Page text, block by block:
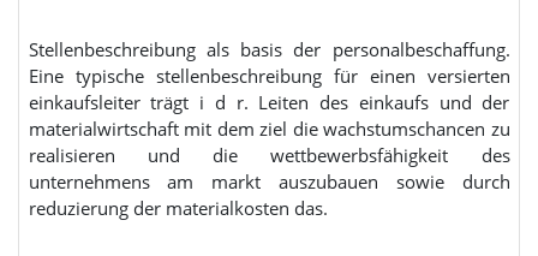
Stellenbeschreibung als basis der personalbeschaffung.
Eine typische stellenbeschreibung für einen versierten
einkaufsleiter trägt i d r. Leiten des einkaufs und der
materialwirtschaft mit dem ziel die wachstumschancen zu
realisieren und die wettbewerbsfähigkeit des
unternehmens am markt auszubauen sowie durch
reduzierung der materialkosten das.